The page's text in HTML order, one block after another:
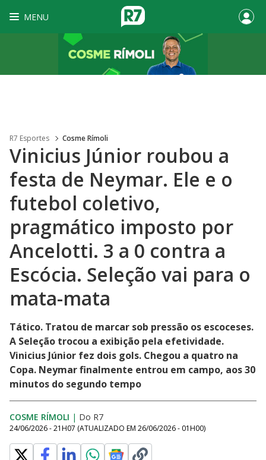
MENU
R7 Esportes Cosme Rímoli
Vinicius Júnior roubou a
festa de Neymar. Ele e o
futebol coletivo,
pragmático imposto por
Ancelotti. 3 a 0 contra a
Escócia. Seleção vai para o
mata-mata
Tático. Tratou de marcar sob pressão os escoceses.
A Seleção trocou a exibição pela efetividade.
Vinicius Júnior fez dois gols. Chegou a quatro na
Copa. Neymar finalmente entrou em campo, aos 30
minutos do segundo tempo
COSME RÍMOLI | Do R7
24/06/2026 - 21H07 (ATUALIZADO EM 26/06/2026 - 01H00)